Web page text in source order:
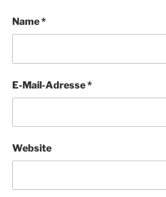
Name*
E-Mail-Adresse*
Website